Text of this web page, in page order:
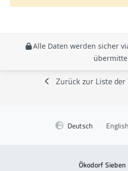
Alle Daten werden sicher
Zurück zur Liste
Deutsch · English
Ökodorf